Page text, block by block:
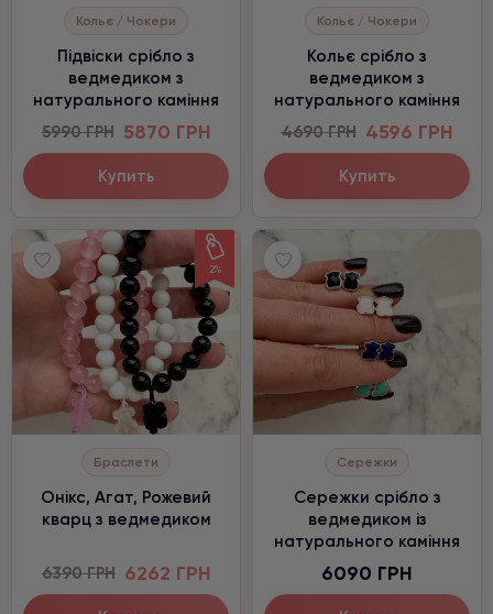
Кольє / Чокери
Підвіски срібло з
ведмедиком з
натурального каміння
5990 ГРН 5870 ГРН
Купить
Кольє / Чокери
Кольє срібло з
ведмедиком з
натурального каміння
4690 ГРН 4596 ГРН
Купить
2%
Браслети
Онікс, Агат, Рожевий
кварц з ведмедиком
6390 ГРН 6262 ГРН
Сережки
Сережки срібло з
ведмедиком із
натурального каміння
6090 ГРН